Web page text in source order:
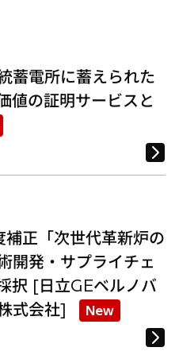
蓄電所に蓄えられた
値の証明サービスと
正「次世代革新炉の
開発・サプライチェ
択 [日立GEベルノバ
式会社]
New